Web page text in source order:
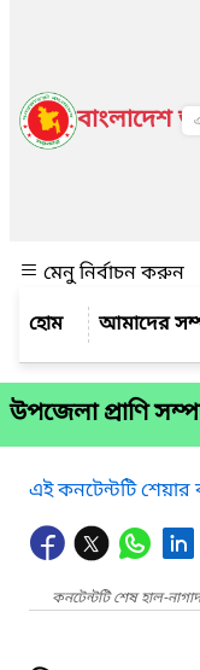
বাংলাদেশ
মেনু নির্বাচন করুন
আমাদের
উপজেলা প্রাণি
এই কনটেন্টটি
কনটেন্টটি শেষ হাল-